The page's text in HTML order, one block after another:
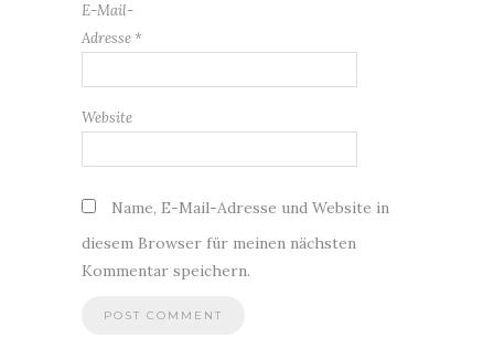
E-Mail-
Adresse *
Website
Name, E-Mail-Adresse und Website in
diesem Browser für meinen nächsten
Kommentar speichern.